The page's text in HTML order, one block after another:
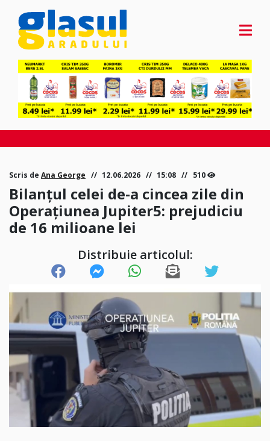
Scris de Ana George 12.06.2026 15:08 510
Bilanțul celei de-a cincea zile din
Operațiunea Jupiter5: prejudiciu
de 16 milioane lei
Distribuie articolul: